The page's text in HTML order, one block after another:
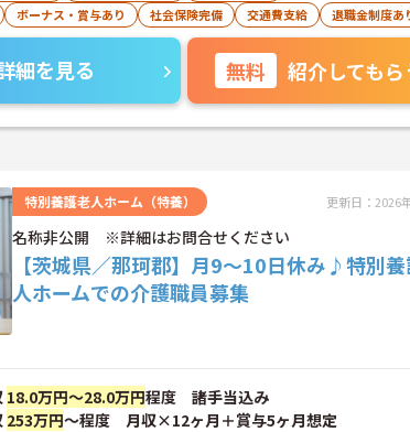
ボーナス・賞与あり 社会保険完備 交通費支給 退職金制度あ
細を見る 無料 紹介してもら
特別養護老人ホーム（特養） 更新日：2026
名称非公開 ※詳細はお問合せください
【茨城県／那珂郡】月9～10日休み♪特別
人ホームでの介護職員募集
18.0万円～28.0万円程度 諸手当込み
253万円～程度 月収×12ヶ月＋賞与5ヶ月想定